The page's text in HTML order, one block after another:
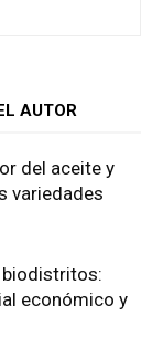
AUTOR
del aceite y
variedades
biodistritos:
económico y